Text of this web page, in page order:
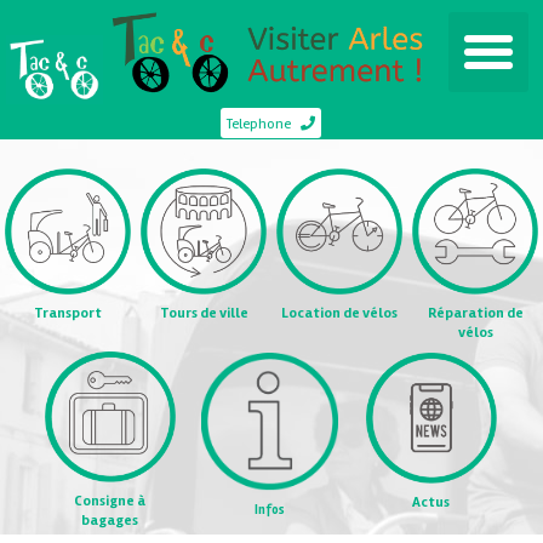
Telephone
Transport Tours de ville Location de vélos
Réparation de
vélos
Consigne à
bagages
Infos Actus